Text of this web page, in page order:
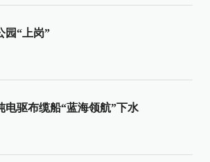
园“上岗”
电驱布缆船“蓝海领航”下水